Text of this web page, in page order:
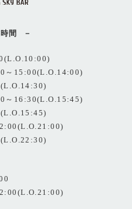
間
～15:00(L.O.14:00)
～16:30(L.O.15:45)